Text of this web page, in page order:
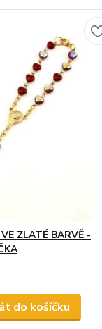
ZLATÉ BARVĚ -
do košíčku